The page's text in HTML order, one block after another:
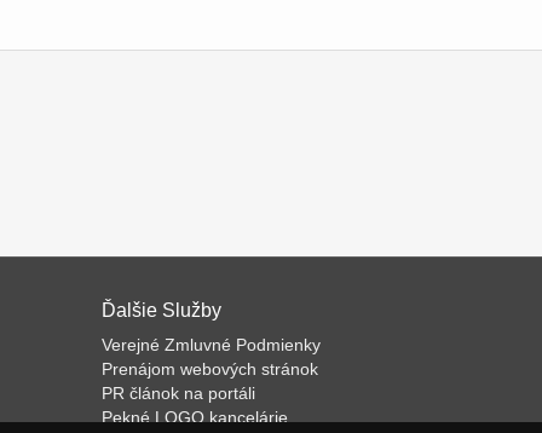
Ďalšie Služby
Verejné Zmluvné Podmienky
Prenájom webových stránok
PR článok na portáli
Pekné LOGO kancelárie